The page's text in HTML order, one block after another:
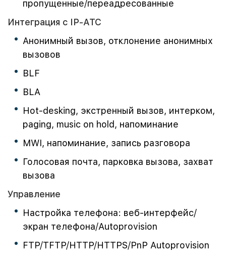
пропущенные/переадресованные
Интеграция с IP-АТС
Анонимный вызов, отклонение анонимных
вызовов
BLF
BLA
Hot-desking, экстренный вызов, интерком,
paging, music on hold, напоминание
MWI, напоминание, запись разговора
Голосовая почта, парковка вызова, захват
вызова
Управление
Настройка телефона: веб-интерфейс/
экран телефона/Autoprovision
FTP/TFTP/HTTP/HTTPS/PnP Autoprovision